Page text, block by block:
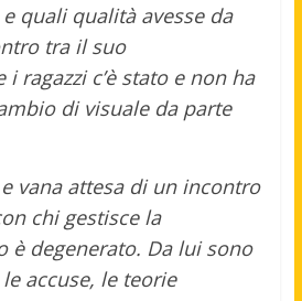
quali qualità avesse da
tra il suo
ragazzi c’è stato e non ha
di visuale da parte
vana attesa di un incontro
chi gestisce la
è degenerato. Da lui sono
accuse, le teorie